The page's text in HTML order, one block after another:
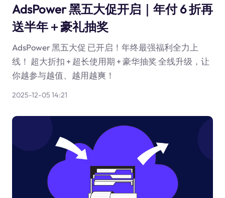
AdsPower 黑五大促开启｜年付 6 折再
送半年＋豪礼抽奖
AdsPower 黑五大促 已开启！年终最强福利全力上
线！ 超大折扣 + 超长使用期 + 豪华抽奖 全线升级，让
你越参与越值、越用越爽！
2025-12-05 14:21